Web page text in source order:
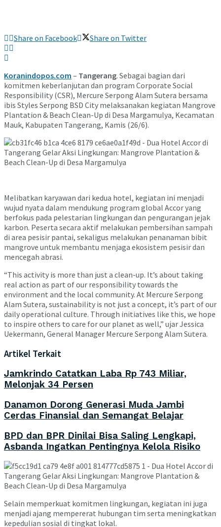
Share on Facebook Share on Twitter
Koranindopos.com – Tangerang. Sebagai bagian dari
komitmen keberlanjutan dan program Corporate Social
Responsibility (CSR), Mercure Serpong Alam Sutera bersama
ibis Styles Serpong BSD City melaksanakan kegiatan Mangrove
Plantation & Beach Clean-Up di Desa Margamulya, Kecamatan
Mauk, Kabupaten Tangerang, Kamis (26/6).
Melibatkan karyawan dari kedua hotel, kegiatan ini menjadi
wujud nyata dalam mendukung program global Accor yang
berfokus pada pelestarian lingkungan dan pengurangan jejak
karbon. Peserta secara aktif melakukan pembersihan sampah
di area pesisir pantai, sekaligus melakukan penanaman bibit
mangrove untuk membantu menjaga ekosistem pesisir dan
mencegah abrasi.
“This activity is more than just a clean-up. It’s about taking
real action as part of our responsibility towards the
environment and the local community. At Mercure Serpong
Alam Sutera, sustainability is not just a concept, it’s part of our
daily operational culture. Through initiatives like this, we hope
to inspire others to care for our planet as well,” ujar Jessica
Uekermann, General Manager Mercure Serpong Alam Sutera.
Artikel Terkait
Jamkrindo Catatkan Laba Rp 743 Miliar,
Melonjak 34 Persen
Danamon Dorong Generasi Muda Jambi
Cerdas Finansial dan Semangat Belajar
BPD dan BPR Dinilai Bisa Saling Lengkapi,
Asbanda Ingatkan Pentingnya Kelola Risiko
Selain memperkuat komitmen lingkungan, kegiatan ini juga
menjadi ajang mempererat hubungan tim serta meningkatkan
kepedulian sosial di tingkat lokal.